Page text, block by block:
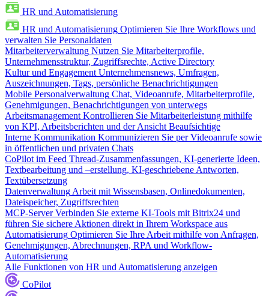
HR und Automatisierung
HR und Automatisierung Optimieren Sie Ihre Workflows und
verwalten Sie Personaldaten
Mitarbeiterverwaltung Nutzen Sie Mitarbeiterprofile,
Unternehmensstruktur, Zugriffsrechte, Active Directory
Kultur und Engagement Unternehmensnews, Umfragen,
Auszeichnungen, Tags, persönliche Benachrichtigungen
Mobile Personalverwaltung Chat, Videoanrufe, Mitarbeiterprofile,
Genehmigungen, Benachrichtigungen von unterwegs
Arbeitsmanagement Kontrollieren Sie Mitarbeiterleistung mithilfe
von KPI, Arbeitsberichten und der Ansicht Beaufsichtige
Interne Kommunikation Kommunizieren Sie per Videoanrufe sowie
in öffentlichen und privaten Chats
CoPilot im Feed Thread-Zusammenfassungen, KI-generierte Ideen,
Textbearbeitung und –erstellung, KI-geschriebene Antworten,
Textübersetzung
Datenverwaltung Arbeit mit Wissensbasen, Onlinedokumenten,
Dateispeicher, Zugriffsrechten
MCP-Server Verbinden Sie externe KI-Tools mit Bitrix24 und
führen Sie sichere Aktionen direkt in Ihrem Workspace aus
Automatisierung Optimieren Sie Ihre Arbeit mithilfe von Anfragen,
Genehmigungen, Abrechnungen, RPA und Workflow-
Automatisierung
Alle Funktionen von HR und Automatisierung anzeigen
CoPilot